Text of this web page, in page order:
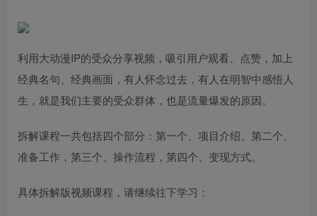
利用大动漫IP的受众分享视频，吸引用户观看、点赞，加上
经典名句、经典画面，有人怀念过去，有人在明智中感悟人
生，就是我们主要的受众群体，也是流量爆发的原因。
拆解课程一共包括四个部分：第一个、项目介绍。第二个、
准备工作，第三个、操作流程，第四个、变现方式。
具体拆解版视频课程，请继续往下学习：